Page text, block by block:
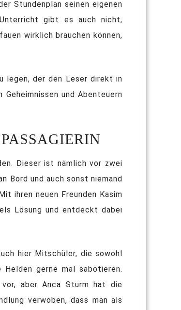
Stundenplan seinen eigenen
gibt es auch nicht,
wirklich brauchen können,
legen, der den Leser direkt in
und Abenteuern
Dieser ist nämlich vor zwei
Bord und auch sonst niemand
ihren neuen Freunden Kasim
Lösung und entdeckt dabei
hier Mitschüler, die sowohl
gerne mal sabotieren.
aber Anca Sturm hat die
verwoben, dass man als